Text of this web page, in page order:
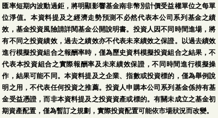
匯率短期內波動過鉅，將明顯影響基金南非幣別計價受益權單位之每單
位淨值。本資料提及之經濟走勢預測不必然代表本公司系列基金之績
效，基金投資風險請詳閱基金公開說明書。投資人因不同時間進場，將
有不同之投資績效，過去之績效亦不代表未來績效之保證。以過去績效
進行模擬投資組合之報酬率時，僅為歷史資料模擬投資組合之結果，不
代表本投資組合之實際報酬率及未來績效保證，不同時間進行模擬操
作，結果可能不同。本資料提及之企業、指數或投資標的，僅為舉例說
明之用，不代表任何投資之推薦。投資人申購本公司系列基金係持有基
金受益憑證，而非本資料提及之投資資產或標的。有關未成立之基金初
期資產配置，僅為暫訂之規劃，實際投資配置可能依市場狀況而改變。